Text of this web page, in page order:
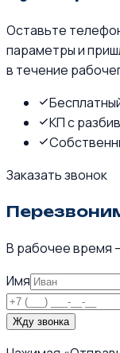
Оставьте
параметры и
в течение
КП с
Заказать звонок
В рабочее время
Имя
Жду звонка